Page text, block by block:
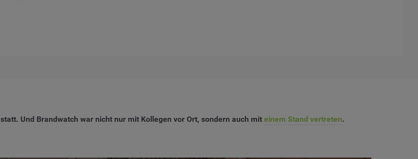
statt. Und Brandwatch war nicht nur mit Kollegen vor Ort, sondern auch mit einem Stand vertreten.